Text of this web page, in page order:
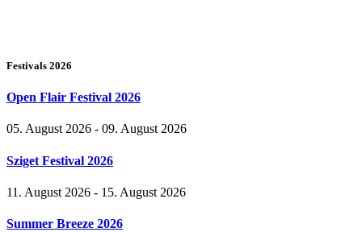
Festivals 2026
Open Flair Festival 2026
05. August 2026 - 09. August 2026
Sziget Festival 2026
11. August 2026 - 15. August 2026
Summer Breeze 2026